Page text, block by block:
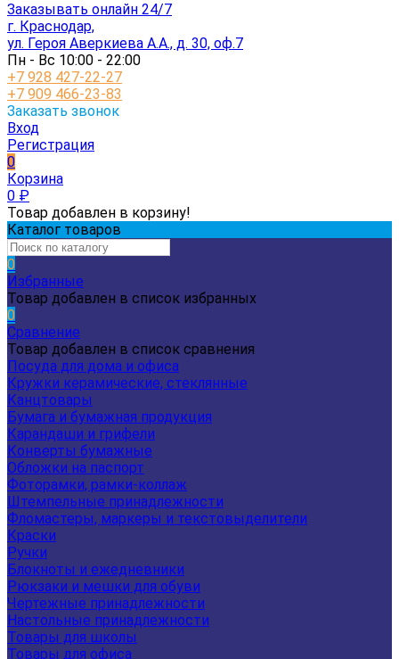
Заказывать онлайн 24/7
г. Краснодар,
ул. Героя Аверкиева А.А., д. 30, оф.7
Пн - Вс 10:00 - 22:00
+7 928 427-22-27
+7 909 466-23-83
Заказать звонок
Вход
Регистрация
0
Корзина
0 ₽
Товар добавлен в корзину!
Каталог товаров
0
Избранные
Товар добавлен в список избранных
0
Сравнение
Товар добавлен в список сравнения
Посуда для дома и офиса
Кружки керамические, стеклянные
Канцтовары
Бумага и бумажная продукция
Карандаши и грифели
Конверты бумажные
Обложки на паспорт
Фоторамки, рамки-коллаж
Штемпельные принадлежности
Фломастеры, маркеры и текстовыделители
Краски
Ручки
Блокноты и ежедневники
Рюкзаки и мешки для обуви
Чертежные принадлежности
Настольные принадлежности
Товары для школы
Товары для офиса